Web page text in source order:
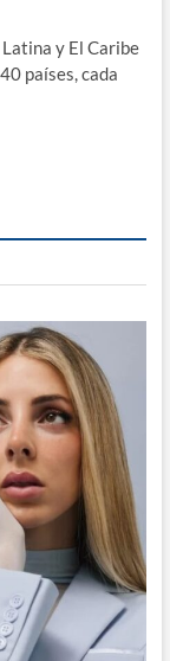
y El Caribe
países, cada